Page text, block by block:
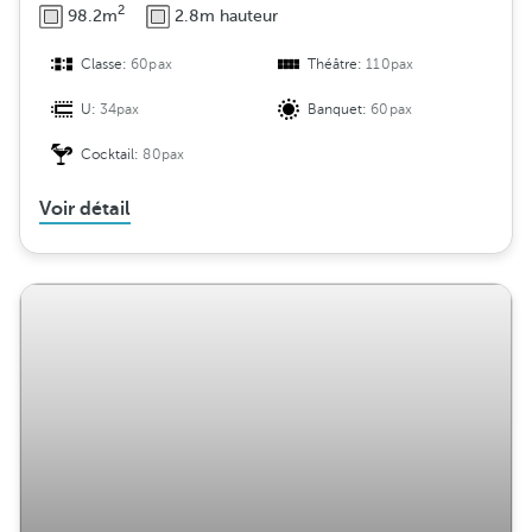
98.2m2 2.8m hauteur
Classe:60pax Théâtre:110pax
U:34pax Banquet:60pax
Cocktail:80pax
Voir détail